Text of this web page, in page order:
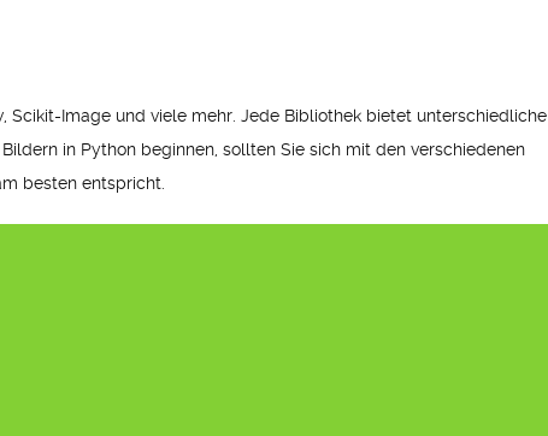
Image und viele mehr. Jede Bibliothek bietet unterschiedliche
in Python beginnen, sollten Sie sich mit den verschiedenen
besten entspricht.